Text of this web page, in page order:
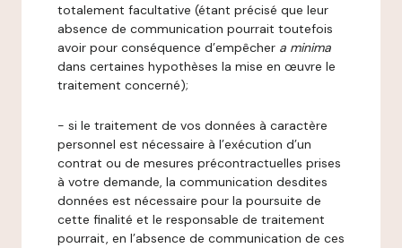
totalement facultative (étant précisé que leur
absence de communication pourrait toutefois
avoir pour conséquence d’empêcher a minima
dans certaines hypothèses la mise en œuvre le
traitement concerné);
- si le traitement de vos données à caractère
personnel est nécessaire à l’exécution d’un
contrat ou de mesures précontractuelles prises
à votre demande, la communication desdites
données est nécessaire pour la poursuite de
cette finalité et le responsable de traitement
pourrait, en l’absence de communication de ces